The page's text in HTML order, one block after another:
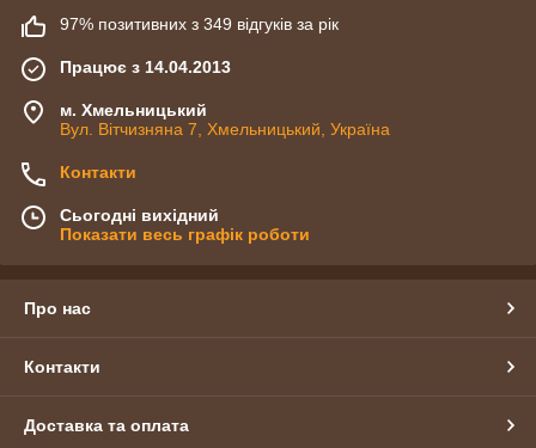
97% позитивних з 349 відгуків за рік
Працює з 14.04.2013
м. Хмельницький
Вул. Вітчизняна 7, Хмельницький, Україна
Контакти
Сьогодні вихідний
Показати весь графік роботи
Про нас
Контакти
Доставка та оплата